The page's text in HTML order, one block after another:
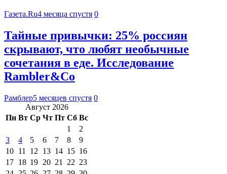
Газета.Ru4 месяца спустя 0
Тайные привычки: 25% россиян
скрывают, что любят необычные
сочетания в еде. Исследование
Rambler&Co
Рамблер5 месяцев спустя 0
Август 2026
Пн Вт Ср Чт Пт Сб Вс
1
2
3
4 5 6 7 8
9
10 11 12 13 14 15 16
17 18 19 20 21 22 23